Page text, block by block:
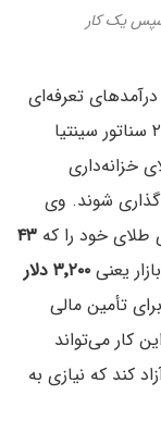
سپس یک کار
درآمدهای تعرفه‌ای
برای خرید بیت‌کوین، به قانون بیت‌کوین ۲۰۲۵ سناتور سینتیا
خزانه‌داری
شوند. وی
طلای خود را که ۴۳
یعنی
۳٬۲۰۰ دلار
تأمین مالی
کار می‌تواند
کند که نیازی به